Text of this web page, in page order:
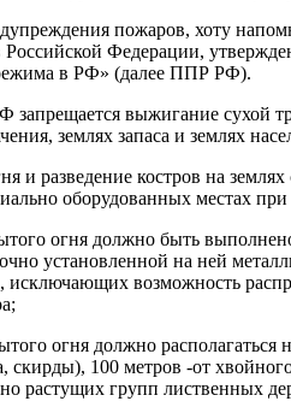
пожаров, хоту
Федерации,
в РФ» (далее ППР РФ).
выжигание сухой
землях запаса и землях
и разведение костров на
оборудованных местах
огня должно быть
установленной на ней
возможность
огня должно
скирды), 100 метров -от
растущих групп лиственных